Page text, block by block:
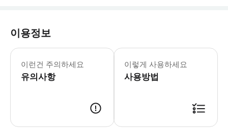
이용정보
이런건 주의하세요
유의사항
▶ 꼭 알아두세요 * 오픈 날짜 티켓으
이렇게 사용하세요
사용방법